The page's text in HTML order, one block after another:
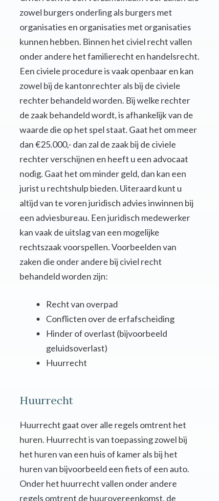
zowel burgers onderling als burgers met
organisaties en organisaties met organisaties
kunnen hebben. Binnen het civiel recht vallen
onder andere het familierecht en handelsrecht.
Een civiele procedure is vaak openbaar en kan
zowel bij de kantonrechter als bij de civiele
rechter behandeld worden. Bij welke rechter
de zaak behandeld wordt, is afhankelijk van de
waarde die op het spel staat. Gaat het om meer
dan €25.000,- dan zal de zaak bij de civiele
rechter verschijnen en heeft u een advocaat
nodig. Gaat het om minder geld, dan kan een
jurist u rechtshulp bieden. Uiteraard kunt u
altijd van te voren juridisch advies inwinnen bij
een adviesbureau. Een juridisch medewerker
kan vaak de uitslag van een mogelijke
rechtszaak voorspellen. Voorbeelden van
zaken die onder andere bij civiel recht
behandeld worden zijn:
Recht van overpad
Conflicten over de erfafscheiding
Hinder of overlast (bijvoorbeeld
geluidsoverlast)
Huurrecht
Huurrecht
Huurrecht gaat over alle regels omtrent het
huren. Huurrecht is van toepassing zowel bij
het huren van een huis of kamer als bij het
huren van bijvoorbeeld een fiets of een auto.
Onder het huurrecht vallen onder andere
regels omtrent de huurovereenkomst, de